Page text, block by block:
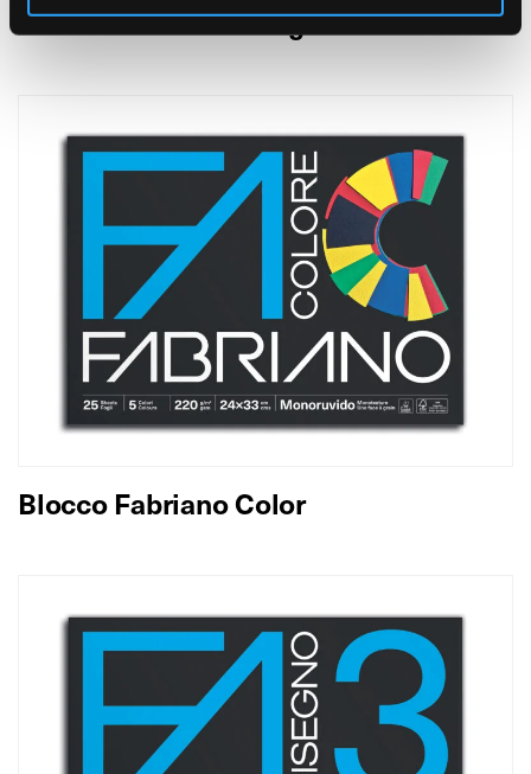
Fabriano Colore 185 g
Blocco Fabriano Color